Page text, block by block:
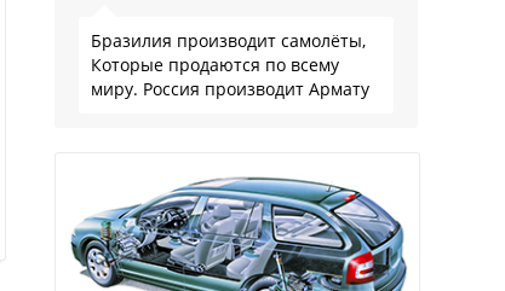
Бразилия производит самолёты,
Которые продаются по всему
миру. Россия производит Армату